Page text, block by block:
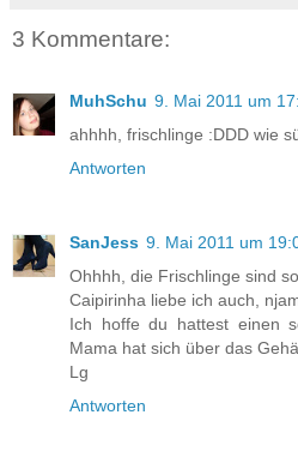
3 Kommentare:
MuhSchu 9. Mai 2011 um
ahhhh, frischlinge :DDD wie
Antworten
SanJess 9. Mai 2011 um
Ohhhh, die Frischlinge sind
Caipirinha liebe ich auch,
Ich hoffe du hattest einen
Mama hat sich über das
Lg
Antworten